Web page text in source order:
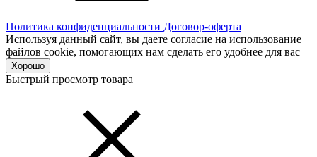
Политика конфиденциальности Договор-оферта
Используя данный сайт, вы даете согласие на использование
файлов cookie, помогающих нам сделать его удобнее для вас
Хорошо
Быстрый просмотр товара